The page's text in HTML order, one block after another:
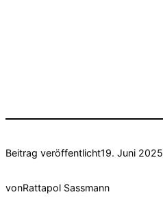
Beitrag veröffentlicht19. Juni 2025
vonRattapol Sassmann